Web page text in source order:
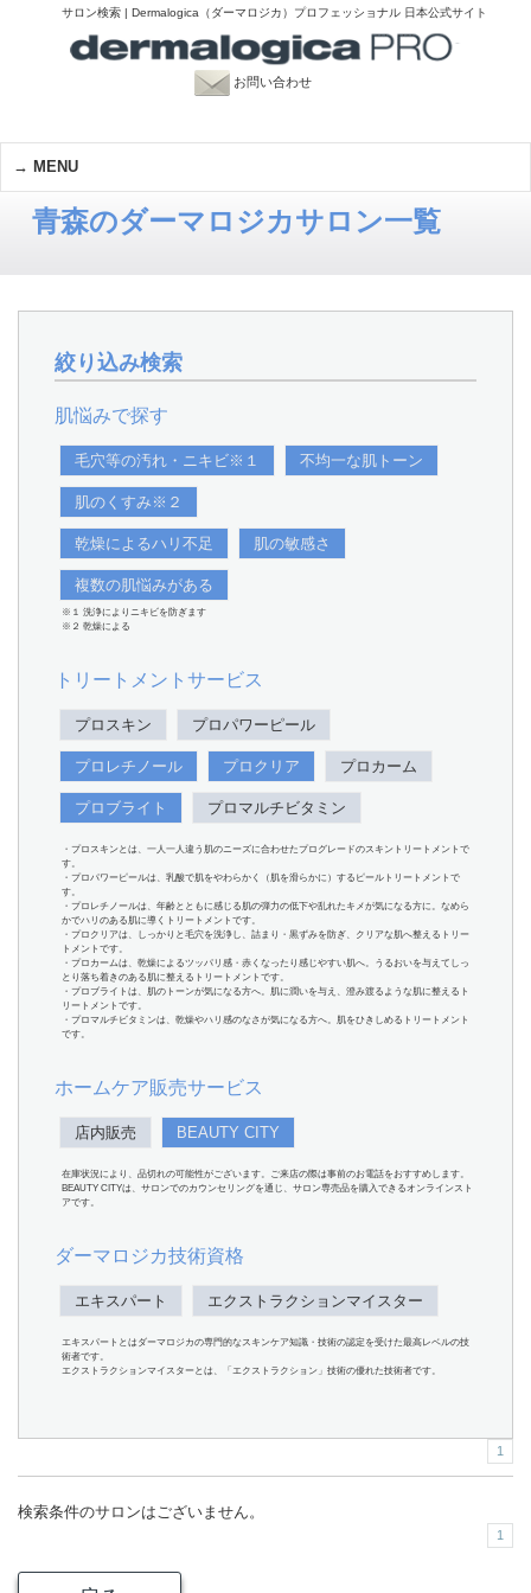
サロン検索 | Dermalogica（ダーマロジカ）プロフェッショナル 日本公式サイト
お問い合わせ
MENU
青森のダーマロジカサロン一覧
絞り込み検索
肌悩みで探す
毛穴等の汚れ・ニキビ※１ 不均一な肌トーン
肌のくすみ※２
乾燥によるハリ不足 肌の敏感さ
複数の肌悩みがある
※１ 洗浄によりニキビを防ぎます
※２ 乾燥による
トリートメントサービス
プロスキン プロパワーピール
プロレチノール プロクリア プロカーム
プロブライト プロマルチビタミン
・プロスキンとは、一人一人違う肌のニーズに合わせたプログレードのスキントリートメントで
す。
・プロパワーピールは、乳酸で肌をやわらかく（肌を滑らかに）するピールトリートメントで
す。
・プロレチノールは、年齢とともに感じる肌の弾力の低下や乱れたキメが気になる方に。なめら
かでハリのある肌に導くトリートメントです。
・プロクリアは、しっかりと毛穴を洗浄し、詰まり・黒ずみを防ぎ、クリアな肌へ整えるトリー
トメントです。
・プロカームは、乾燥によるツッパリ感・赤くなったり感じやすい肌へ。うるおいを与えてしっ
とり落ち着きのある肌に整えるトリートメントです。
・プロブライトは、肌のトーンが気になる方へ。肌に潤いを与え、澄み渡るような肌に整えるト
リートメントです。
・プロマルチビタミンは、乾燥やハリ感のなさが気になる方へ。肌をひきしめるトリートメント
です。
ホームケア販売サービス
店内販売 BEAUTY CITY
在庫状況により、品切れの可能性がございます。ご来店の際は事前のお電話をおすすめします。
BEAUTY CITYは、サロンでのカウンセリングを通じ、サロン専売品を購入できるオンラインスト
アです。
ダーマロジカ技術資格
エキスパート エクストラクションマイスター
エキスパートとはダーマロジカの専門的なスキンケア知識・技術の認定を受けた最高レベルの技
術者です。
エクストラクションマイスターとは、「エクストラクション」技術の優れた技術者です。
1
検索条件のサロンはございません。
1